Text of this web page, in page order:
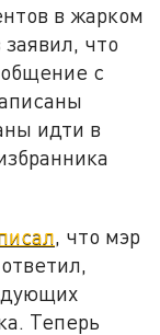
в жарком
что
с
идти в
, что мэр
Теперь